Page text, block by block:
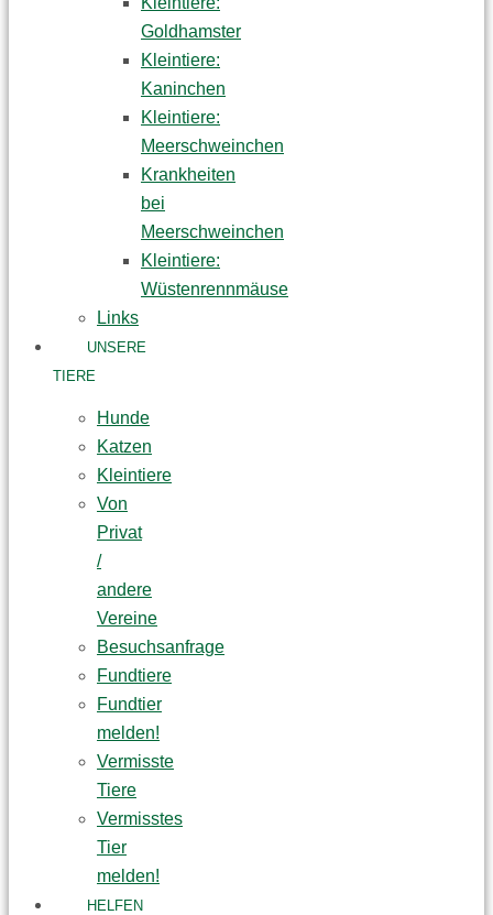
Goldhamster
Kleintiere:
Kaninchen
Kleintiere:
Meerschweinchen
Krankheiten
bei
Meerschweinchen
Kleintiere:
Wüstenrennmäuse
Links
UNSERE
TIERE
Hunde
Katzen
Kleintiere
Von
Privat
/
andere
Vereine
Besuchsanfrage
Fundtiere
Fundtier
melden!
Vermisste
Tiere
Vermisstes
Tier
melden!
HELFEN